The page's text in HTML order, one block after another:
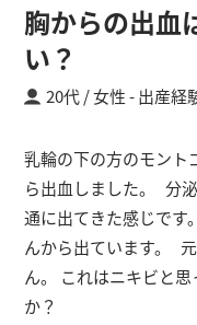
胸からの出血
い？
20代 / 女性 出産経
乳輪の下の方のモント
ら出血しました。 分
通に出てきた感じです
んから出ています。
ん。 これはニキビと
か？